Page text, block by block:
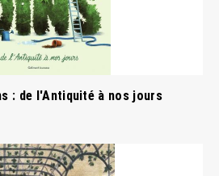
: de l'Antiquité à nos jours